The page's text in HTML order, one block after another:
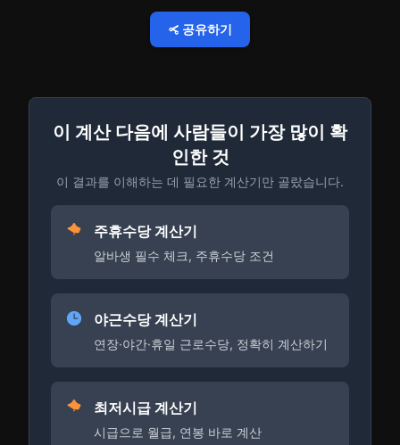
공유하기
이 계산 다음에 사람들이 가장 많이 확
인한 것
이 결과를 이해하는 데 필요한 계산기만 골랐습니다.
주휴수당 계산기
알바생 필수 체크, 주휴수당 조건
야근수당 계산기
연장·야간·휴일 근로수당, 정확히 계산하기
최저시급 계산기
시급으로 월급, 연봉 바로 계산